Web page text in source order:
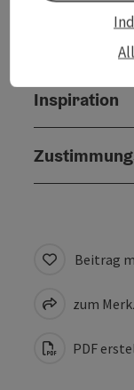
Inspiration
Beitrag
zum
PDF